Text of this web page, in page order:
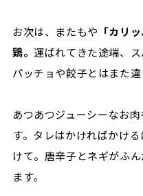
お次は、またもや 「カリ
鶏。 運ばれてきた途端、
パッチョや餃子とはまた違
あつあつジューシーなお
す。タレはかければかけ
けて。唐辛子とネギがふ
ます。